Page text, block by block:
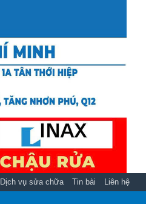
Dịch vụ sửa chữa Tin bài Liên hệ